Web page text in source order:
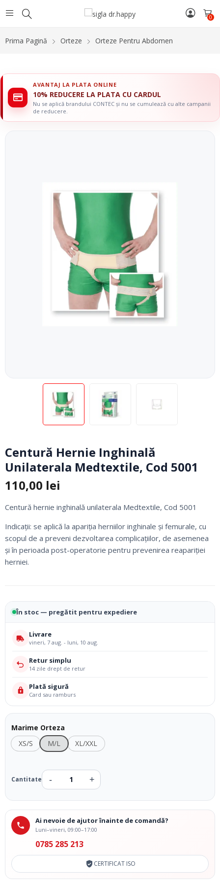
0
Prima Pagină Orteze Orteze Pentru Abdomen
AVANTAJ LA PLATA ONLINE
10% REDUCERE LA PLATA CU CARDUL
Nu se aplică brandului CONTEC și nu se cumulează cu alte campanii
de reducere.
Centură Hernie Inghinală
Unilaterala Medtextile, Cod 5001
110,00 lei
Centură hernie inghinală unilaterala Medtextile, Cod 5001
Indicaţii: se aplică la apariţia herniilor inghinale şi femurale, cu
scopul de a preveni dezvoltarea complicaţiilor, de asemenea
şi în perioada post-operatorie pentru prevenirea reapariţiei
herniei.
În stoc — pregătit pentru expediere
Livrare
vineri, 7 aug. - luni, 10 aug.
Retur simplu
14 zile drept de retur
Plată sigură
Card sau ramburs
Marime Orteza
XS/S
M/L XL/XXL
Ai nevoie de ajutor înainte de comandă?
Luni–vineri, 09:00–17:00
0785 285 213
CERTIFICAT ISO